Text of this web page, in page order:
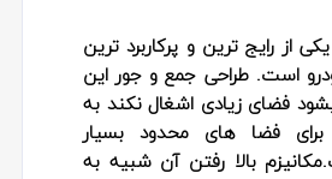
از رایج‌ ترین و پرکاربرد ترین
خودرو است. طراحی جمع‌ و جور این
فضای زیادی اشغال نکند به
فضا های محدود بسیار
بالا رفتن آن شبیه به